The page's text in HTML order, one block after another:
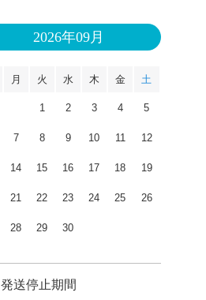
2026年09月
月 火 水 木 金 土
1 2 3 4 5
7 8 9 10 11 12
14 15 16 17 18 19
21 22 23 24 25 26
28 29 30
発送停止期間